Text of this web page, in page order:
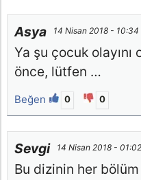
Asya 14 Nisan 2018 - 10:34
Ya şu çocuk olayını
önce, lütfen …
Beğen 0 0
Sevgi 14 Nisan 2018 - 01:02
Bu dizinin her